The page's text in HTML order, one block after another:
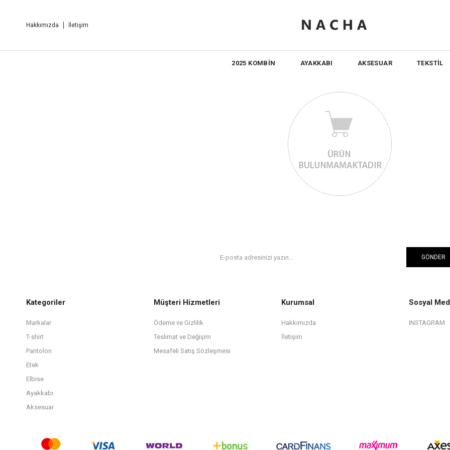
Hakkımızda İletişim
2025 KOMBİN AYAKKABI AKSESUAR TEKSTİL
GÖNDER
Kategoriler
Markalar
T-shirt
Pantolon
Etek
Elbise
Ayakkabı
Aksesuar
Müşteri Hizmetleri
Ödeme ve Gizlilik
Teslimat ve Değişim
Mesafeli Satış Sözleşmesi
Kurumsal
Hakkımızda
İletişim
Sosyal
INSTAGRAM